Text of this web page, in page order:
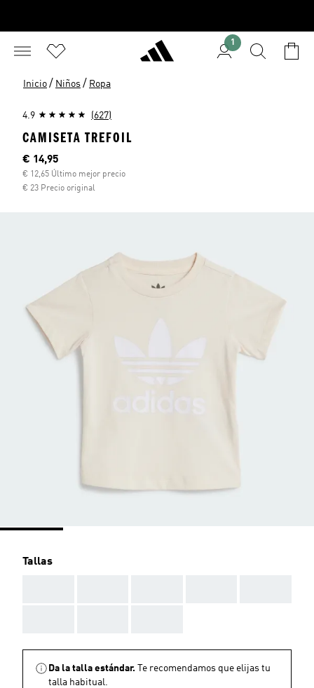
1
Inicio / Niños / Ropa
4.9 (627)
CAMISETA TREFOIL
Precio actual
€ 14,95
€ 12,65 Último mejor precio
€ 23 Precio original
Tallas
Da la talla estándar.
Te recomendamos que elijas tu
talla habitual.